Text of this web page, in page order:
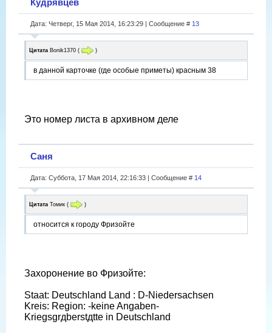
Кудрявцев
Дата: Четверг, 15 Мая 2014, 16:23:29 | Сообщение # 13
Цитата Bonik1370 ( )
в данной карточке (где особые приметы) красным 38
Это номер листа в архивном деле
Саня
Дата: Суббота, 17 Мая 2014, 22:16:33 | Сообщение # 14
Цитата Томик ( )
относится к городу Фризойте
Захоронение во Фризойте:
Staat: Deutschland Land : D-Niedersachsen
Kreis: Region: -keine Angaben-
Kriegsgrдberstдtte in Deutschland